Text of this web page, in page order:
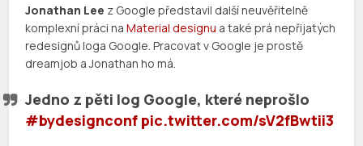
Jonathan Lee z Google představil další neuvěřitelně
komplexní práci naMaterial designu a také prá nepřijatých
redesignů loga Google. Pracovat v Google je prostě
dreamjob a Jonathan ho má.
Jedno z pěti log Google, které neprošlo
#bydesignconf pic.twitter.com/sV2fBwtii3